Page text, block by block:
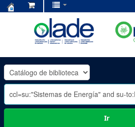
OLADE
-
Ir